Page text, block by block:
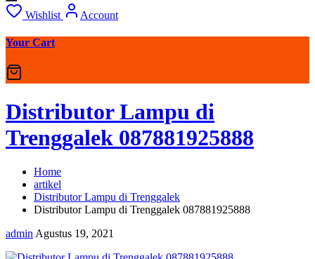
Wishlist Account
Your Cart
Distributor Lampu di
Trenggalek 087881925888
Home
artikel
Distributor Lampu di Trenggalek
Distributor Lampu di Trenggalek 087881925888
admin Agustus 19, 2021